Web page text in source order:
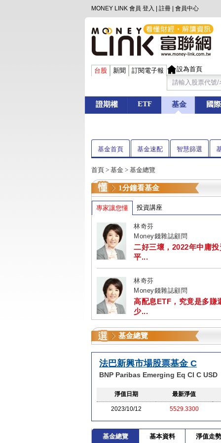
MONEY LINK 會員 登入 註冊 會員中心
台股 新聞 訂閱電子報 設為首頁
證期權 ETF 基金 國際
基金首頁 基金速配 智慧篩選
首頁 > 基金 > 基金總覽
1分鐘看基金
專家讓您懂 投資講座
林奇芬
Money錢雜誌顧問
二好三壞，2022年中庸投
平...
林奇芬
Money錢雜誌顧問
高配息ETF，究竟是多賺
少...
基金總覽
法巴新興市場股票基金 C
BNP Paribas Emerging Eq Cl C USD
淨值日期 最新淨值
2023/10/12 5529.3300
基金總覽 基本資料 淨值走勢